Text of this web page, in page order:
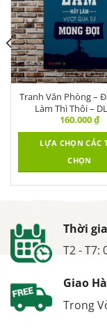
Tranh Văn Phòng –
Làm Thì Thôi –
160.000₫
LỰA CHỌN CÁC
CHỌN
Thời
T2 - T7:
Giao
Trong